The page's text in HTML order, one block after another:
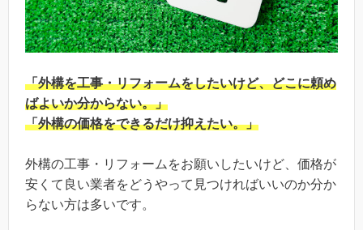
「外構を工事・リフォームをしたいけど、どこに頼め
ばよいか分からない。」
「外構の価格をできるだけ抑えたい。」
外構の工事・リフォームをお願いしたいけど、価格が
安くて良い業者をどうやって見つければいいのか分か
らない方は多いです。